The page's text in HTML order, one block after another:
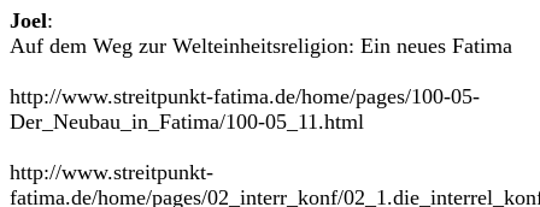
Joel:
Auf dem Weg zur Welteinheitsreligion: Ein neues Fatima
http://www.streitpunkt-fatima.de/home/pages/100-05-
Der_Neubau_in_Fatima/100-05_11.html
http://www.streitpunkt-
fatima.de/home/pages/02_interr_konf/